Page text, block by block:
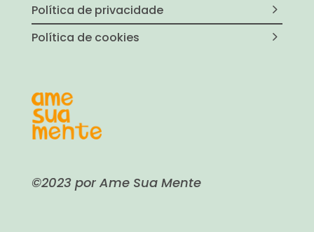
Política de privacidade
Política de cookies
©2023 por Ame Sua Mente